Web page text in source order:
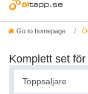
Go to homepage
Komplett set